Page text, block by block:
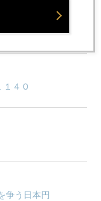
設立
４０
争う日本円